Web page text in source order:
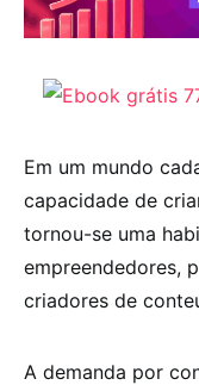
Em um mundo
capacidade de
tornou-se uma
empreendedores,
criadores de
A demanda por